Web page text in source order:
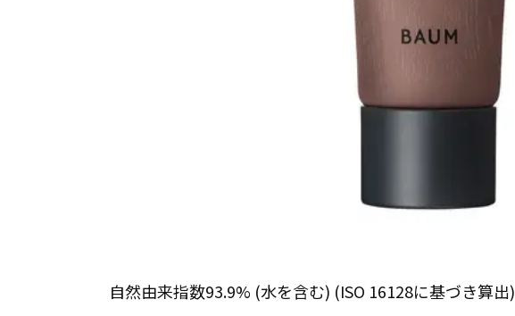
自然由来指数93.9% (水を含む) (ISO 16128に基づき算出)